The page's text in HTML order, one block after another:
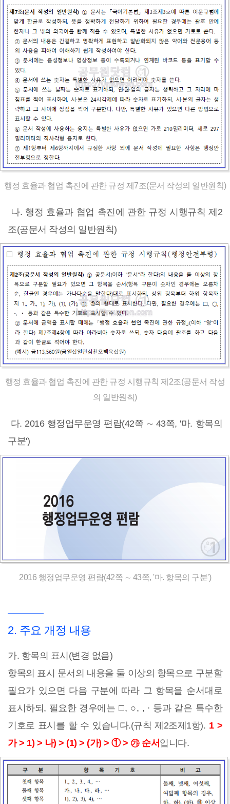
행정 효율과 협업 촉진에 관한 규정 제7조(문서 작성의 일반원칙)
나. 행정 효율과 협업 촉진에 관한 규정 시행규칙 제2
조(공문서 작성의 일반원칙)
행정 효율과 협업 촉진에 관한 규정 시행규칙 제2조(공문서 작성
의 일반원칙)
다. 2016 행정업무운영 편람(42쪽 ∼ 43쪽, '마. 항목의
구분')
2016 행정업무운영 편람(42쪽 ∼ 43쪽, '마. 항목의 구분')
2. 주요 개정 내용
가. 항목의 표시(변경 없음)
항목의 표시 문서의 내용을 둘 이상의 항목으로 구분할
필요가 있으면 다음 구분에 따라 그 항목을 순서대로
표시하되, 필요한 경우에는 □, ○, , ∙ 등과 같은 특수한
기호로 표시를 할 수 있습니다.(규칙 제2조제1항). 1 >
가 > 1) > 나) > (1) > (가) > ①> ㉮ 순서 입니다.